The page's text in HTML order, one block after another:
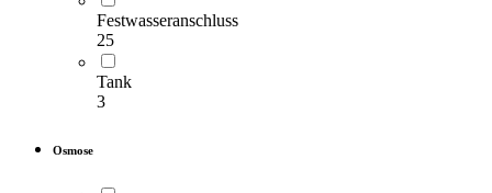
Festwasseranschluss
25
Tank
3
Osmose